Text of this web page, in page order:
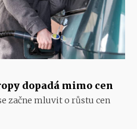
dopadá mimo cen
začne mluvit o růstu cen